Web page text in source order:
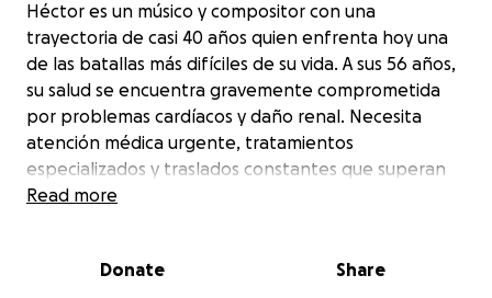
Héctor es un músico y compositor con una
trayectoria de casi 40 años quien enfrenta hoy una
de las batallas más difíciles de su vida. A sus 56 años,
su salud se encuentra gravemente comprometida
por problemas cardíacos y daño renal. Necesita
atención médica urgente, tratamientos
especializados y traslados constantes que superan
por mucho sus posibilidades económicas.
dedicado más de dos décadas a formar
Read more
Donate Share